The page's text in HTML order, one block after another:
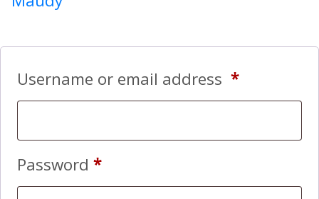
Username or email address *
Password *